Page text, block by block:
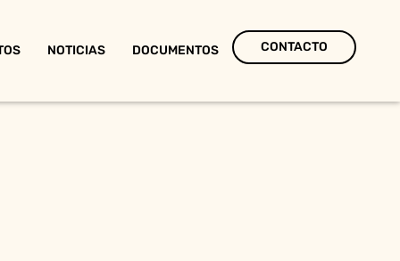
NOTICIAS DOCUMENTOS CONTACTO